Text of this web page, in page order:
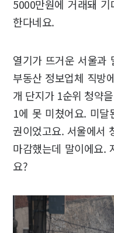
5000만원에 거래돼
한다네요.
열기가 뜨거운 서울과
부동산 정보업체 직방
개 단지가 1순위 청약
1에 못 미쳤어요. 미
권이었고요. 서울에서
마감했는데 말이에요.
요?